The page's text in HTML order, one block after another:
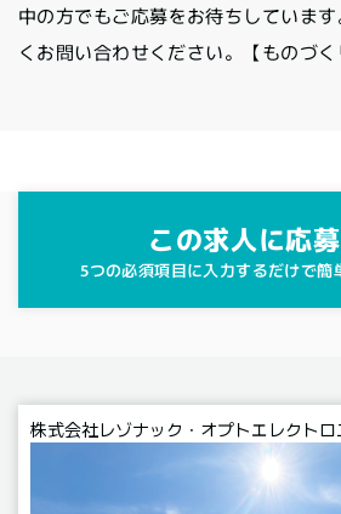
中の方でもご応募をお待ちしていま
くお問い合わせください。【ものづく
この求人に応
5つの必須項目に入力するだけで簡
株式会社レゾナック・オプトエレクト